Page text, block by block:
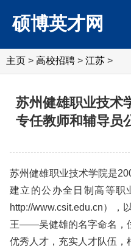
硕博英才网
主页 > 高校招聘 > 江苏 >
苏州健雄职业技术
专任教师和辅导员
苏州健雄职业技术学院是
建立的公办全日制高等职
http://www.csit.edu.cn），
王——吴健雄的名字命名，
优秀人才，充实人才队伍